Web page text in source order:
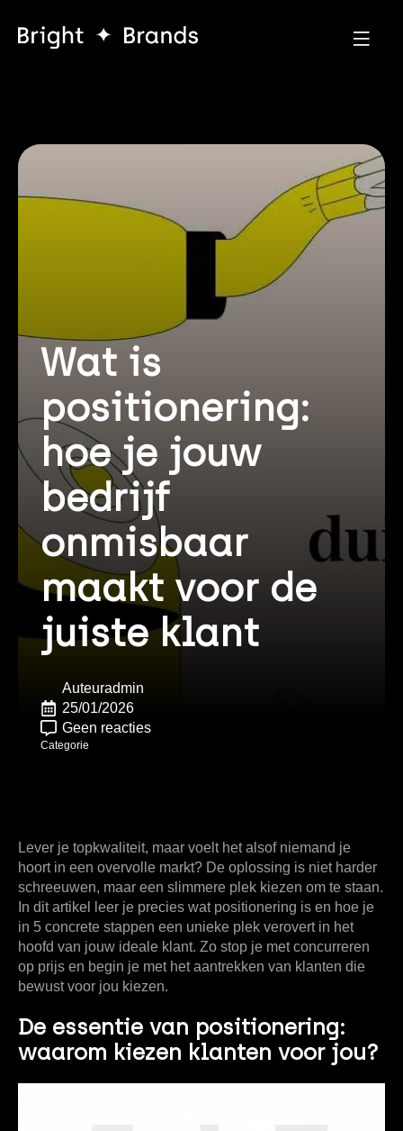
Wat is
positionering:
hoe je jouw
bedrijf
onmisbaar
maakt voor de
juiste klant
Auteuradmin
25/01/2026
Geen reacties
Categorie
Lever je topkwaliteit, maar voelt het alsof niemand je
hoort in een overvolle markt? De oplossing is niet harder
schreeuwen, maar een slimmere plek kiezen om te staan.
In dit artikel leer je precies wat positionering is en hoe je
in 5 concrete stappen een unieke plek verovert in het
hoofd van jouw ideale klant. Zo stop je met concurreren
op prijs en begin je met het aantrekken van klanten die
bewust voor jou kiezen.
De essentie van positionering:
waarom kiezen klanten voor jou?